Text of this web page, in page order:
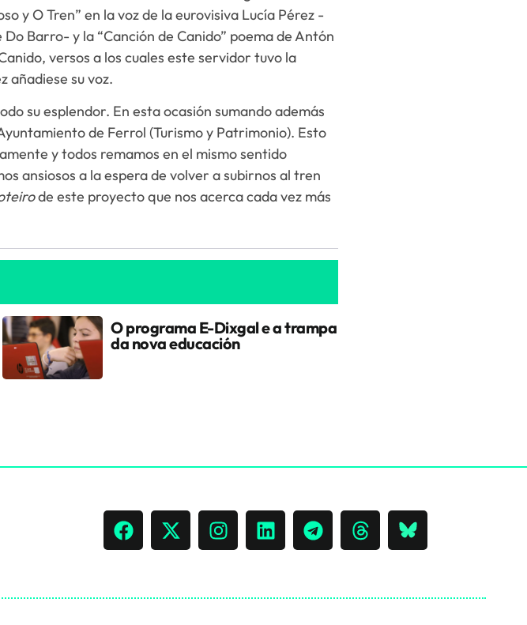
y O Tren” en la voz de la eurovisiva Lucía Pérez -
Barro- y la “Canción de Canido” poema de Antón
versos a los cuales este servidor tuvo la
añadiese su voz.
su esplendor. En esta ocasión sumando además
de Ferrol (Turismo y Patrimonio). Esto
y todos remamos en el mismo sentido
ansiosos a la espera de volver a subirnos al tren
de este proyecto que nos acerca cada vez más
O programa E-Dixgal e a trampa
da nova educación